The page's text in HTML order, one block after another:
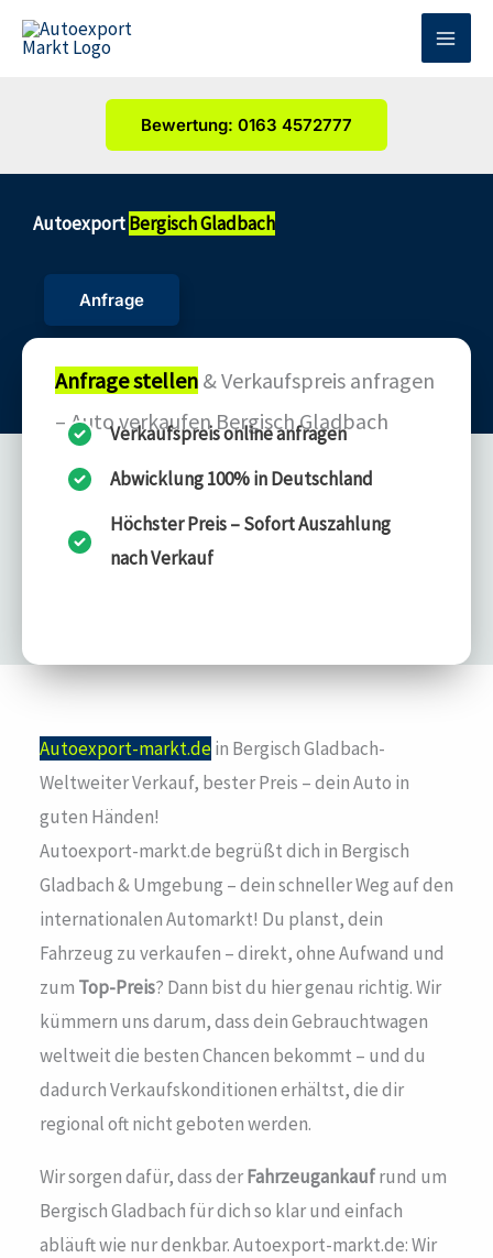
Zum
Inhalt
Bewertung: 0163 4572777
AutoexportBergisch Gladbach
Anfrage
Anfrage stellen & Verkaufspreis anfragen
– Auto verkaufen Bergisch Gladbach
Verkaufspreis online anfragen
Abwicklung 100% in Deutschland
Höchster Preis – Sofort Auszahlung
nach Verkauf
Autoexport-markt.de in Bergisch Gladbach-
Weltweiter Verkauf, bester Preis – dein Auto in
guten Händen!
Autoexport-markt.de begrüßt dich in Bergisch
Gladbach & Umgebung – dein schneller Weg auf den
internationalen Automarkt! Du planst, dein
Fahrzeug zu verkaufen – direkt, ohne Aufwand und
zum Top-Preis? Dann bist du hier genau richtig. Wir
kümmern uns darum, dass dein Gebrauchtwagen
weltweit die besten Chancen bekommt – und du
dadurch Verkaufskonditionen erhältst, die dir
regional oft nicht geboten werden.
Wir sorgen dafür, dass derFahrzeugankaufrund um
Bergisch Gladbach für dich so klar und einfach
abläuft wie nur denkbar. Autoexport-markt.de: Wir